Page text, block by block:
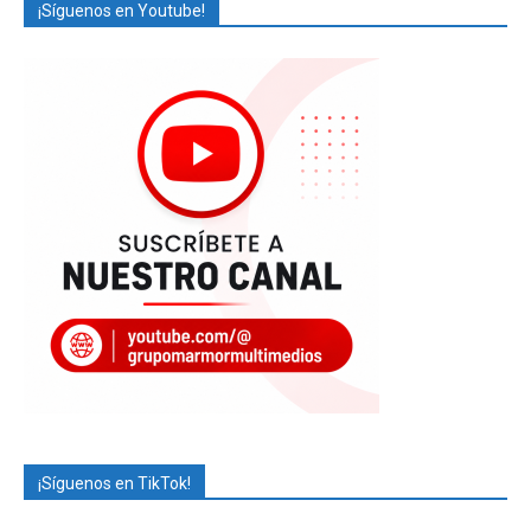
¡Síguenos en Youtube!
¡Síguenos en TikTok!